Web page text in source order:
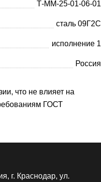
Т-ММ-25-01-06-01
сталь 09Г2С
исполнение 1
Россия
что не влияет на
ГОСТ
г. Краснодар, ул.